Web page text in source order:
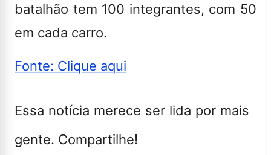
batalhão tem 100 integrantes, com 50
em cada carro.
Fonte: Clique aqui
Essa notícia merece ser lida por mais
gente. Compartilhe!